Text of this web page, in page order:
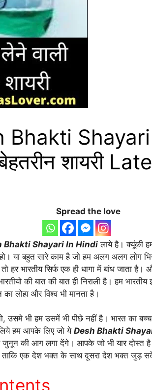
Bhakti
शायरी
Spread the love
Bhakti Shayari In Hindi लाये है। क्यूंकी
या बहुत सारे काम है जो हम अलग अलग लोग
हर भारतीय सिर्फ एक ही धागा में बांध जाता है।
की बात की बात ही निराली है। हम भारतीय
लोहा और विश्व भी मानता है।
उसमे भी हम उसमें भी पीछे नहीं है। भारत का
हम आपके लिए जो ये Desh Bhakti
की आग लगा देंगे। आपके जो भी यार दोस्त
ताकि एक देश भक्त के साथ दूसरा देश भक्त जुड़